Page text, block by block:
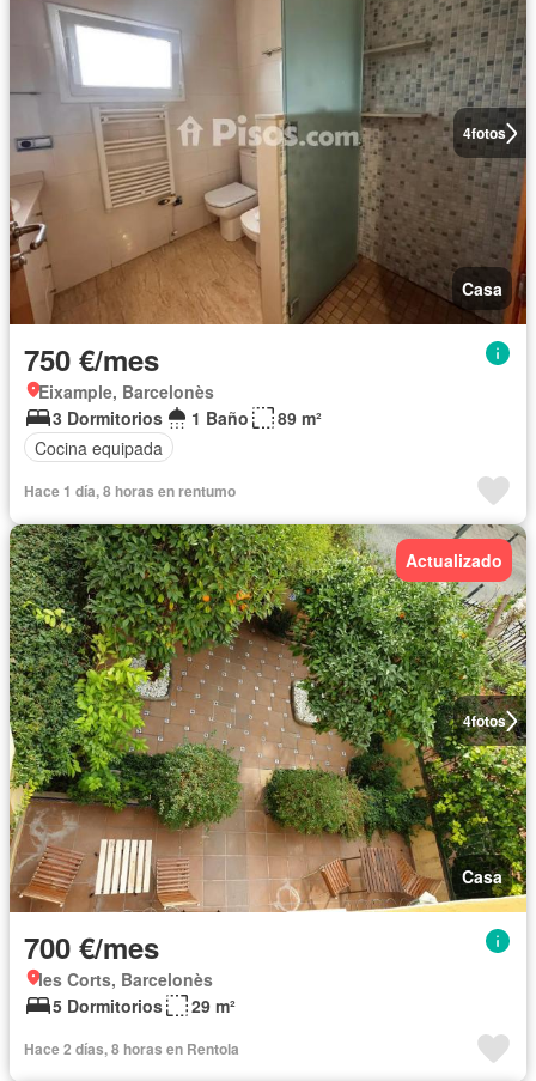
4fotos
Casa
750 €/mes
Eixample, Barcelonès
3 Dormitorios
1 Baño
89 m²
Cocina equipada
Hace 1 día, 8 horas en rentumo
4fotos
Actualizado
Casa
700 €/mes
les Corts, Barcelonès
5 Dormitorios
29 m²
Hace 2 días, 8 horas en Rentola